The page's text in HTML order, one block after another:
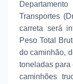
Transportes
carreta será
Peso Total
do caminhão,
toneladas para
caminhões